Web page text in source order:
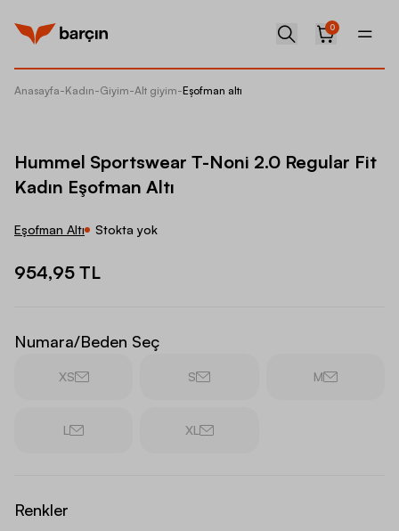
0
Anasayfa-Kadın-Giyim-Alt giyim-Eşofman altı
Hummel Sportswear T-Noni 2.0 Regular Fit
Kadın Eşofman Altı
Eşofman Altı Stokta yok
954,95 TL
Numara/Beden Seç
XS S M
L XL
Renkler